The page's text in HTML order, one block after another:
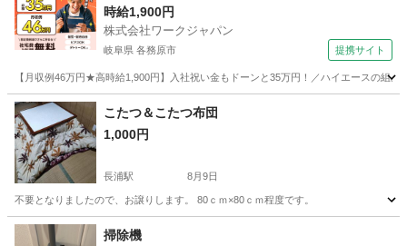
時給1,900円
株式会社ワークジャパン
岐阜県 各務原市 提携サイト
【月収例46万円★高時給1,900円】入社祝い金もドーンと35万円！／ハイエースの組
岐阜 各務原市 その他
こたつ＆こたつ布団
1,000円
長浦駅 8月9日
不要となりましたので、お譲りします。 80ｃｍ×80ｃｍ程度です。
愛知 知多市 長浦駅
掃除機